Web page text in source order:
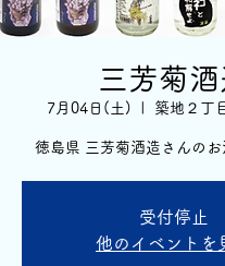
三芳菊酒
7月04日(土) 築地２丁
徳島県 三芳菊酒造さんの
受付停止
他のイベントを